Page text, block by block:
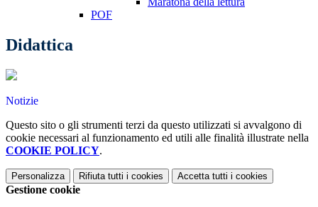
POF
Didattica
Notizie
Questo sito o gli strumenti terzi da questo utilizzati si avvalgono di
cookie necessari al funzionamento ed utili alle finalità illustrate nella
COOKIE POLICY.
Personalizza Rifiuta tutti i cookies Accetta tutti i cookies
Gestione cookie